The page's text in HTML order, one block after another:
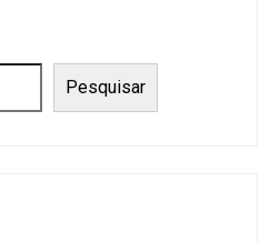
Pesquisar